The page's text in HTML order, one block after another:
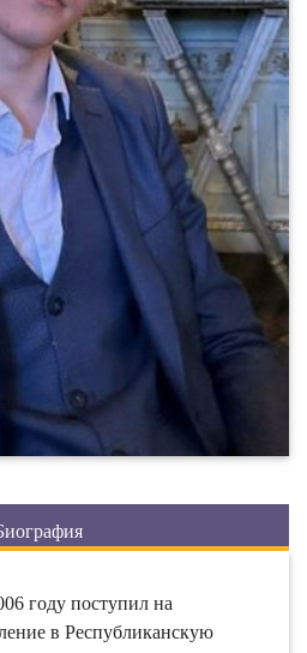
году поступил на
в Республиканскую